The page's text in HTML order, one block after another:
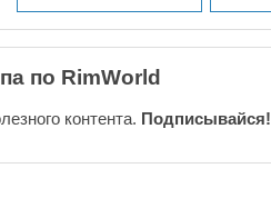
по RimWorld
контента. Подписывайся!